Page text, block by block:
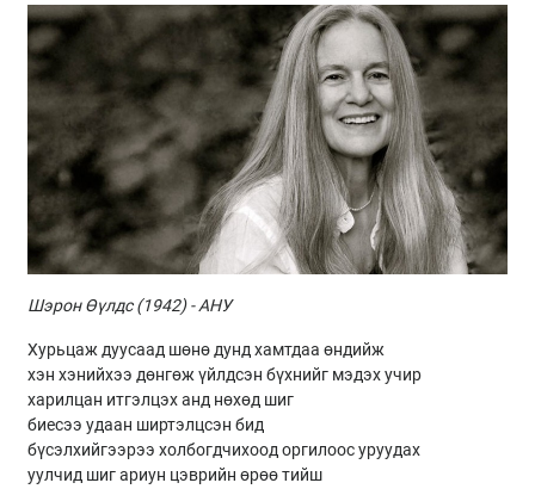
Шэрон Өүлдс (1942) - АНУ
Хурьцаж дуусаад шөнө дунд хамтдаа өндийж
хэн хэнийхээ дөнгөж үйлдсэн бүхнийг мэдэх учир
харилцан итгэлцэх анд нөхөд шиг
биесээ удаан ширтэлцсэн бид
бүсэлхийгээрээ холбогдчихоод оргилоос уруудах
уулчид шиг ариун цэврийн өрөө тийш